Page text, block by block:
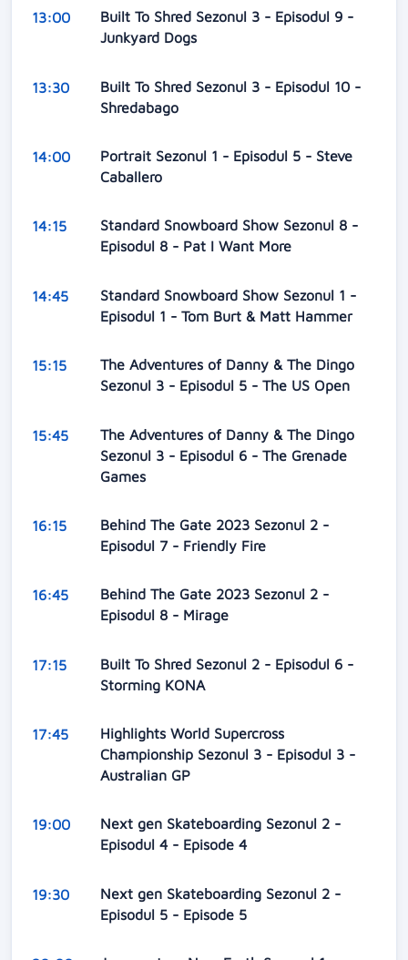
13:00
Built To Shred Sezonul 3 - Episodul 9 -
Junkyard Dogs
13:30
Built To Shred Sezonul 3 - Episodul 10 -
Shredabago
14:00
Portrait Sezonul 1 - Episodul 5 - Steve
Caballero
14:15
Standard Snowboard Show Sezonul 8 -
Episodul 8 - Pat I Want More
14:45
Standard Snowboard Show Sezonul 1 -
Episodul 1 - Tom Burt & Matt Hammer
15:15
The Adventures of Danny & The Dingo
Sezonul 3 - Episodul 5 - The US Open
15:45
The Adventures of Danny & The Dingo
Sezonul 3 - Episodul 6 - The Grenade
Games
16:15
Behind The Gate 2023 Sezonul 2 -
Episodul 7 - Friendly Fire
16:45
Behind The Gate 2023 Sezonul 2 -
Episodul 8 - Mirage
17:15
Built To Shred Sezonul 2 - Episodul 6 -
Storming KONA
17:45
Highlights World Supercross
Championship Sezonul 3 - Episodul 3 -
Australian GP
19:00
Next gen Skateboarding Sezonul 2 -
Episodul 4 - Episode 4
19:30
Next gen Skateboarding Sezonul 2 -
Episodul 5 - Episode 5